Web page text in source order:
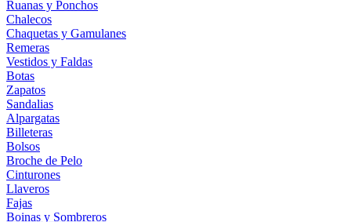
Ruanas y Ponchos
Chalecos
Chaquetas y Gamulanes
Remeras
Vestidos y Faldas
Botas
Zapatos
Sandalias
Alpargatas
Billeteras
Bolsos
Broche de Pelo
Cinturones
Llaveros
Fajas
Boinas y Sombreros